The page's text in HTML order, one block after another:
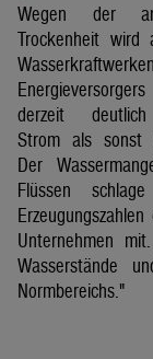
Wegen der
Trockenheit wird
derzeit
Strom als sonst
Der
Flüssen
Unternehmen
Wasserstände
Normbereichs."